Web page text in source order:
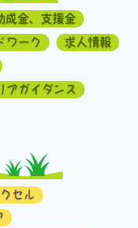
成金、支援金
ワーク
求人情報
アガイダンス
セル